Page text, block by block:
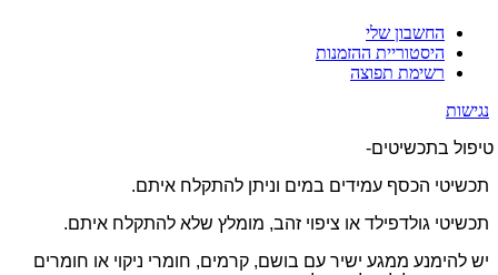
החשבון שלי
היסטוריית ההזמנות
רשימת תפוצה
נגישות
טיפול בתכשיטים-
תכשיטי הכסף עמידים במים וניתן להתקלח איתם.
תכשיטי גולדפילד או ציפוי זהב, מומלץ שלא להתקלח איתם.
יש להימנע ממגע ישיר עם בושם, קרמים, חומרי ניקוי או חומרים